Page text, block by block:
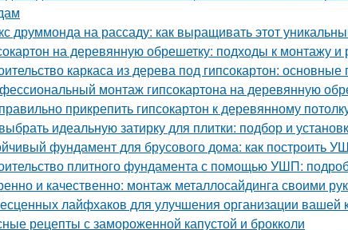
друммонда на рассаду: как выращивать этот
на деревянную обрешетку: подходы к монтажу и
каркаса из дерева под гипсокартон:
монтаж гипсокартона на деревянную
прикрепить гипсокартон к деревянному
идеальную затирку для плитки: подбор и
фундамент для брусового дома: как построить
плитного фундамента с помощью УШП:
и качественно: монтаж металлосайдинга своими
лайфхаков для улучшения организации вашей
рецепты с замороженной капустой и брокколи